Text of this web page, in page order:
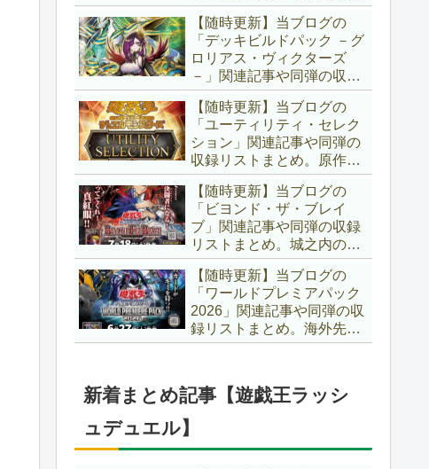
同弾の収録リストまとめ。
マンガスタイルとオーバー
フレームに焦点を当てた新
商品！！また、原作のモン
スターもリメイクされてい
ます！！【遊戯王OCG】
【随時更新】当ブログの
「デッキビルドパック －グ
ロリアス・ヴィクターズ
－」関連記事や同弾の収録
リストまとめ。効果を持た
ない古のモンスターを使役
する儀式テーマ「セネト」
に加え、「レイズ・ムー
ン」や「異解△」も登
場！！【遊戯王OCG】
【随時更新】当ブログの
「ユーティリティ・セレク
ション」関連記事や同弾の
収録リストまとめ。原作の
名シーンや懐かしの人気モ
ンスターをイメージした新
規カードが多数登場！！ま
た、「ドミナス」などの豪
華再録にも注目ですね～。
【遊戯王OCG】
【随時更新】当ブログの
「ビヨンド・ザ・ブレイ
ブ」関連記事や同弾の収録
リストまとめ。城之内のカ
ードたちが『時の黒魔術
師』関連となってリメイ
ク！！さらに、「Ｄ－ＨＥ
ＲＯ」の『幽獄の時計塔』
も待望のリメイクです！！
【随時更新】当ブログの
「ワールドプレミアパック
2026」関連記事や同弾の収
録リストまとめ。海外先行
カードが例年より早く来
ージした『リビングデッド
の呼び声』関連に注目が集
新着まとめ記事【遊戯王ラッシ
ュデュエル】